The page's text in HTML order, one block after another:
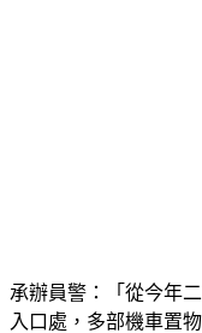
承辦員警：「從今年